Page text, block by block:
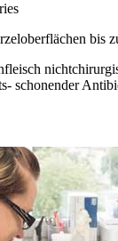
bis
schonender